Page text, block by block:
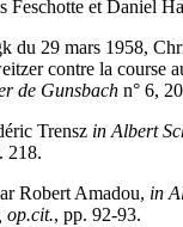
Feschotte et Daniel
du 29 mars 1958,
contre la course
de Gunsbach n° 6,
Trensz in Albert
218.
Robert Amadou, in
op.cit., pp. 92-93.